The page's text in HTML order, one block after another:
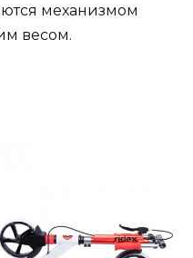
механизмом
весом.